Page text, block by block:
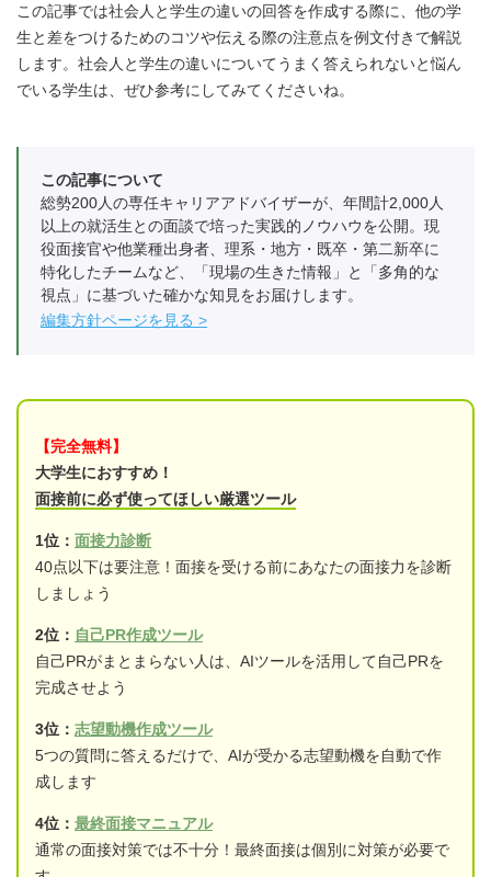
この記事では社会人と学生の違いの回答を作成する際に、他の学
生と差をつけるためのコツや伝える際の注意点を例文付きで解説
します。社会人と学生の違いについてうまく答えられないと悩ん
でいる学生は、ぜひ参考にしてみてくださいね。
この記事について
総勢200人の専任キャリアアドバイザーが、年間計2,000人
以上の就活生との面談で培った実践的ノウハウを公開。現
役面接官や他業種出身者、理系・地方・既卒・第二新卒に
特化したチームなど、「現場の生きた情報」と「多角的な
視点」に基づいた確かな知見をお届けします。
編集方針ページを見る
【完全無料】
大学生におすすめ！
面接前に必ず使ってほしい厳選ツール
1位： 面接力診断
40点以下は要注意！面接を受ける前にあなたの面接力を診断
しましょう
2位： 自己PR作成ツール
自己PRがまとまらない人は、AIツールを活用して自己PRを
完成させよう
3位： 志望動機作成ツール
5つの質問に答えるだけで、AIが受かる志望動機を自動で作
成します
4位： 最終面接マニュアル
通常の面接対策では不十分！最終面接は個別に対策が必要で